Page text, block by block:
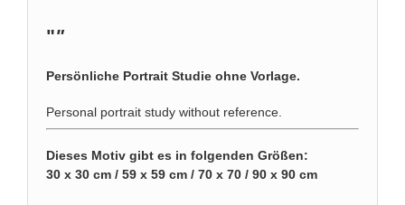
""
Persönliche Portrait Studie ohne Vorlage.
Personal portrait study without reference.
Dieses Motiv gibt es in folgenden Größen:
30 x 30 cm / 59 x 59 cm / 70 x 70 / 90 x 90 cm